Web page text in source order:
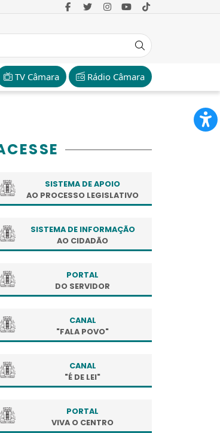
TV Câmara Rádio Câmara
SISTEMA DE APOIO
AO PROCESSO LEGISLATIVO
SISTEMA DE INFORMAÇÃO
AO CIDADÃO
PORTAL
DO SERVIDOR
CANAL
"FALA POVO"
CANAL
"É DE LEI"
PORTAL
VIVA O CENTRO